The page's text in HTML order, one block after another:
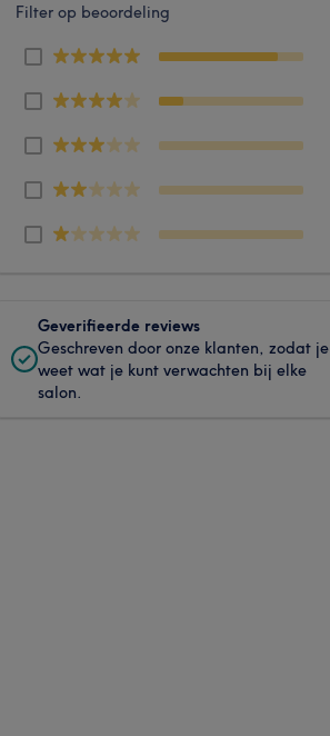
Filter op beoordeling
Geverifieerde reviews
Geschreven door onze klanten, zodat je
weet wat je kunt verwachten bij elke
salon.